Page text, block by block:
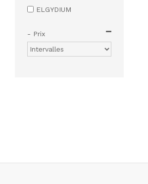
Soin anti-chute et
Corps
Hydratation corps
ELGYDIUM
ENEOMEY
ERAYBA
- Prix